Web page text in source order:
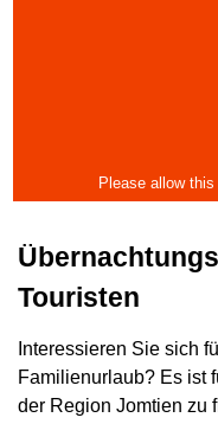
Touristen
Interessieren Sie sich
Familienurlaub? Es ist
der Region Jomtien zu